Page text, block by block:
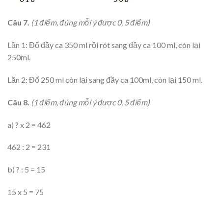
Câu 7. (1 điểm, đúng mỗi ý được 0, 5 điểm)
Lần 1: Đổ đầy ca 350 ml rồi rót sang đầy ca 100 ml, còn lại
250ml.
Lần 2: Đổ 250 ml còn lại sang đầy ca 100ml, còn lại 150 ml.
Câu 8. (1 điểm, đúng mỗi ý được 0, 5 điểm)
a) ? x 2 = 462
462 : 2 = 231
b) ? : 5 = 15
15 x 5 = 75